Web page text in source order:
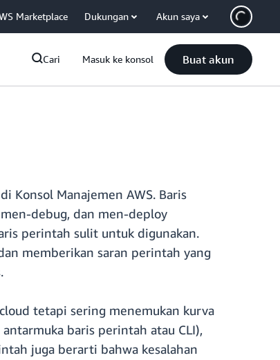
Marketplace Dukungan Akun saya
Cari Masuk ke konsol Buat akun
Konsol Manajemen AWS. Baris
debug, dan men-deploy
perintah sulit untuk digunakan.
memberikan saran perintah yang
tetapi sering menemukan kurva
baris perintah atau CLI),
juga berarti bahwa kesalahan